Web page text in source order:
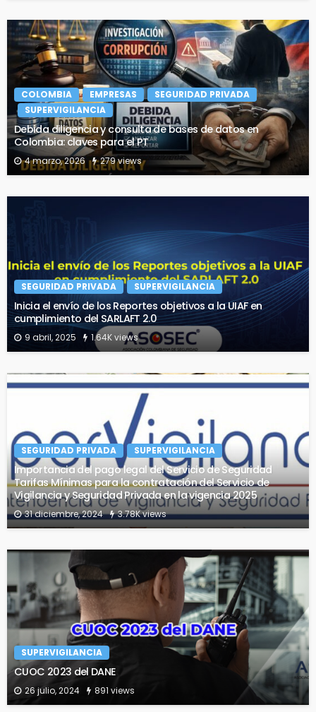
COLOMBIA EMPRESAS
SEGURIDAD PRIVADA
SUPERVIGILANCIA
Debida diligencia y consulta de bases de datos en
Colombia: claves para el PT
4 marzo, 2026 279 views
SEGURIDAD PRIVADA SUPERVIGILANCIA
Inicia el envío de los Reportes objetivos a la UIAF en
cumplimiento del SARLAFT 2.0
9 abril, 2025 1.64K views
SEGURIDAD PRIVADA SUPERVIGILANCIA
Importancia del pago legal del Servicio de Seguridad
Tarifas Mínimas para la contratación del Servicio de
Vigilancia y Seguridad Privada en la vigencia 2025
31 diciembre, 2024 3.78K views
SUPERVIGILANCIA
CUOC 2023 del DANE
26 julio, 2024 891 views